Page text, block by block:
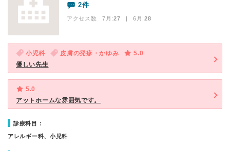
2件
アクセス数 7月:27 | 6月:28
小児科 皮膚の発疹・かゆみ
5.0
優しい先生
5.0
アットホームな雰囲気です。
診療科目：
アレルギー科、小児科